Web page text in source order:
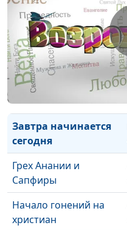
Разочарование и
спасение
Рождение Иисуса
Христа
Путь Бога к человеку
Завтра начинается
сегодня
Грех Анании и
Сапфиры
Начало гонений на
христиан